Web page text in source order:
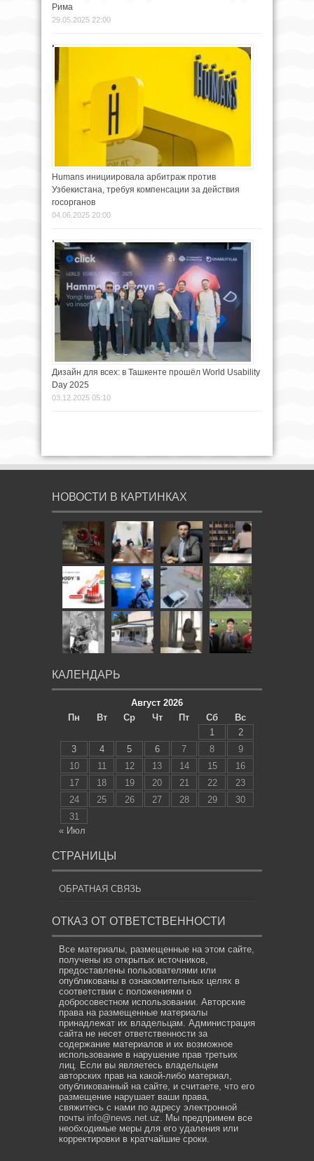
Рима
29.05.2025 22:00
Humans инициировала арбитраж против
Узбекистана, требуя компенсации за действия
госорганов
04.06.2025 20:00
Дизайн для всех: в Ташкенте прошёл World Usability
Day 2025
03.12.2025 05:10
НОВОСТИ В КАРТИНКАХ
КАЛЕНДАРЬ
Август 2026
Пн
Вт Ср Чт Пт Сб
Вс
1
2
3
4 5 6 7 8
9
10
11 12 13 14 15
16
17
18 19 20 21 22
23
24
25 26 27 28 29
30
31
« Июл
СТРАНИЦЫ
ОБРАТНАЯ СВЯЗЬ
ОТКАЗ ОТ ОТВЕТСТВЕННОСТИ
Все материалы, размещенные на этом сайте,
получены из открытых источников,
предоставлены пользователями или
опубликованы в ознакомительных целях в
соответствии с положениями о
добросовестном использовании. Авторские
права на размещенные материалы
принадлежат их владельцам. Администрация
сайта не несет ответственности за
содержание материалов и их возможное
использование в нарушение прав третьих
лиц. Если вы являетесь владельцем
авторских прав на какой-либо материал,
опубликованный на сайте, и считаете, что его
размещение нарушает ваши права,
свяжитесь с нами по адресу электронной
почты info@news.net.uz. Мы предпримем все
необходимые меры для его удаления или
корректировки в кратчайшие сроки.